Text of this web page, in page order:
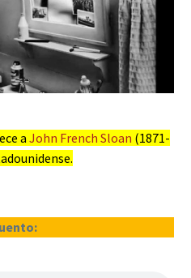
a John French Sloan (1871-